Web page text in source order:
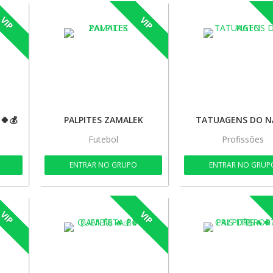
VIP
PALPITES ZAMALEK
Futebol
ENTRAR NO GRUPO
TATUAGENS DO
Profissões
ENTRAR NO
VIP